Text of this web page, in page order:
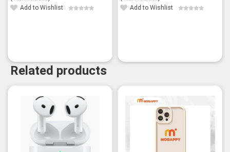
Add to Wishlist
Add to Wishlist
Related products